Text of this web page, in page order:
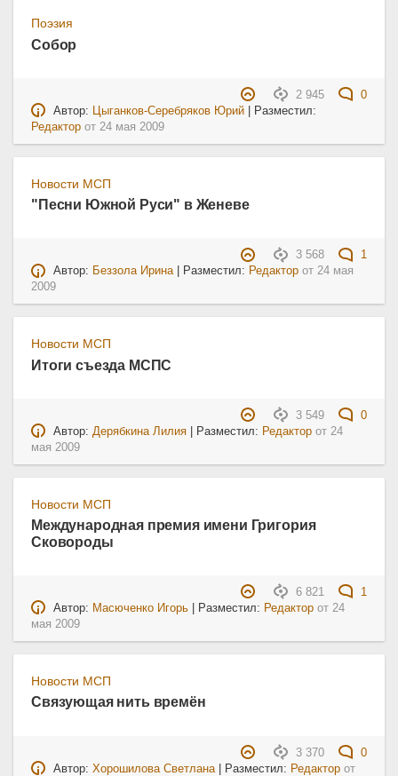
Поэзия
Собор
2 945
0
Автор:
Цыганков-Серебряков Юрий | Разместил:
Редактор от 24 мая 2009
Новости МСП
"Песни Южной Руси" в Женеве
3 568
1
Автор: Беззола Ирина| Разместил: Редактор от24 мая
2009
Новости МСП
Итоги съезда МСПС
3 549
0
Автор: Дерябкина Лилия | Разместил: Редактор от 24
мая 2009
Новости МСП
Международная премия имени Григория
Сковороды
6 821
1
Автор: Масюченко Игорь | Разместил: Редактор от24
мая 2009
Новости МСП
Связующая нить времён
3 370
0
Автор:Хорошилова Светлана | Разместил: Редактор от